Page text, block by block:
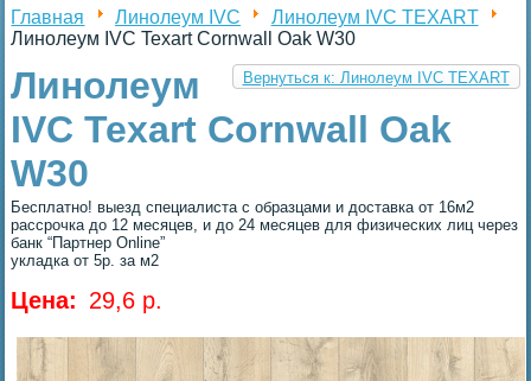
Главная Линолеум IVC
Линолеум IVC TEXART
Линолеум IVC Texart Cornwall Oak W30
Вернуться к: Линолеум IVC TEXART
Линолеум
IVC Texart Cornwall Oak
W30
Бесплатно! выезд специалиста с образцами и доставка от 16м2
рассрочка до 12 месяцев, и до 24 месяцев для физических лиц через
банк “Партнер Online”
укладка от 5р. за м2
Цена: 29,6 p.